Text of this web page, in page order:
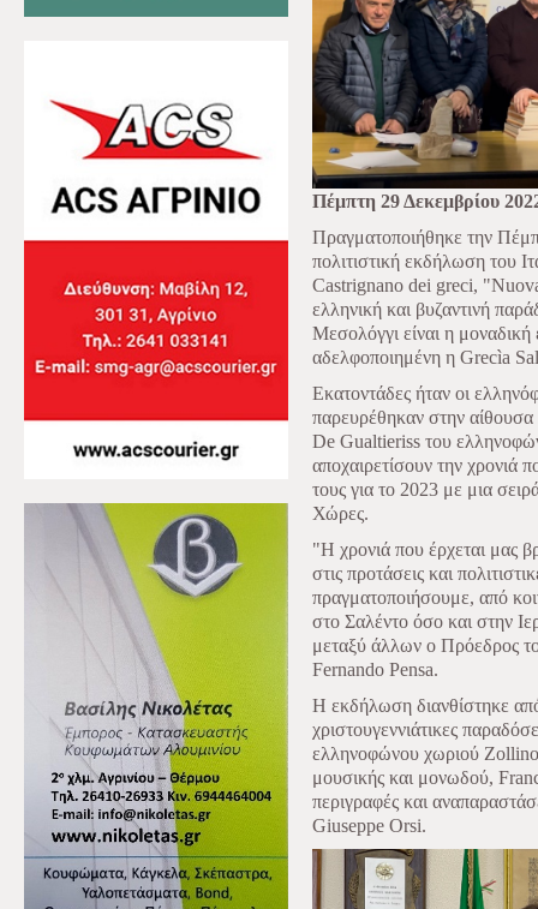
Πέμπτη 29 Δεκεμβρίου
Πραγματοποιήθηκε την
πολιτιστική εκδήλωση του
Castrignano dei greci,
ελληνική και βυζαντινή
Μεσολόγγι είναι η μοναδική
αδελφοποιημένη η Grecìa
Εκατοντάδες ήταν οι
παρευρέθηκαν στην
De Gualtieriss του
αποχαιρετίσουν την χρονιά
τους για το 2023 με μια
Χώρες.
"Η χρονιά που έρχεται μας
στις προτάσεις και
πραγματοποιήσουμε, από
στο Σαλέντο όσο και στην
μεταξύ άλλων ο Πρόεδρος
Fernando Pensa.
Η εκδήλωση διανθίστηκε
χριστουγεννιάτικες
ελληνοφώνου χωριού
μουσικής και μονωδού,
περιγραφές και
Giuseppe Orsi.